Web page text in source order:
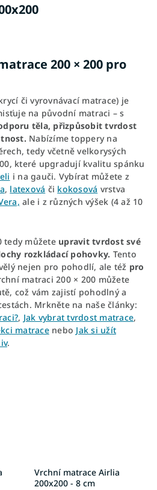
200 × 200 pro
či vyrovnávací matrace) je
na původní matraci – s
těla, přizpůsobit tvrdost
Nabízíme toppery na
tedy včetně velkorysých
které upgradují kvalitu spánku
i na gauči. Vybírat můžete z
, latexová či kokosová vrstva
ale i z různých výšek (4 až 10
tedy můžete upravit tvrdost své
rozkládací pohovky. Tento
nejen pro pohodlí, ale též pro
matraci 200 × 200 můžete
což vám zajistí pohodlný a
Mrkněte na naše články:
, Jak vybrat tvrdost matrace,
matracenebo Jak si užít
.
Vrchní matrace Airlia
200x200 - 8 cm